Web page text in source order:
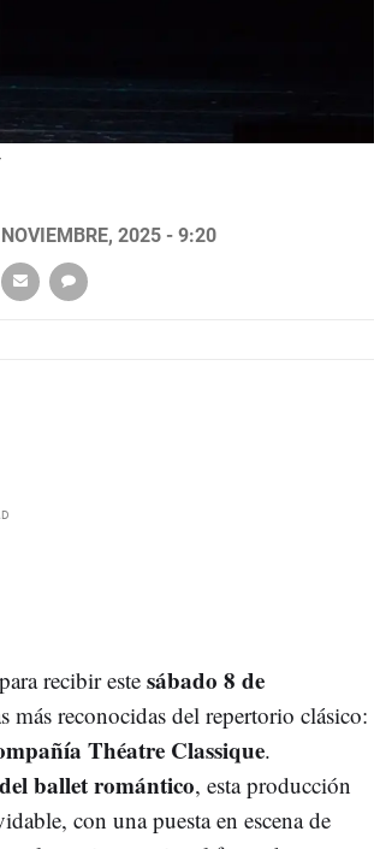
2025 - 9:20
recibir estesábado 8 de
más reconocidas del repertorio clásico:
Théatre Classique.
ballet romántico, esta producción
con una puesta en escena de